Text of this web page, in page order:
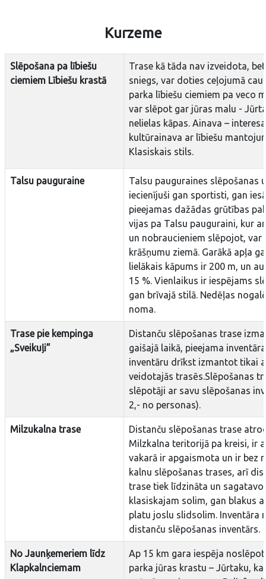
Kurzeme
Slēpošana pa lībiešu
ciemiem Lībiešu krastā
Trase kā tāda nav izveidota,
sniegs, var doties ceļojumā
parka lībiešu ciemiem pa veco
var slēpot gar jūras malu -
nelielas kāpas. Ainava –
kultūrainava ar lībiešu
Klasiskais stils.
Talsu pauguraine
Talsu pauguraines slēpošanas
iecienījuši gan sportisti, gan
pieejamas dažādas grūtības
vijas pa Talsu pauguraini, kur
un nobraucieniem slēpojot, var
krāšņumu ziemā. Garākā apļa
lielākais kāpums ir 200 m, un
15 %. Vienlaikus ir iespējams
gan brīvajā stilā. Nedēļas
noma.
Trase pie kempinga
„Sveikuļi”
Distanču slēpošanas trase
gaišajā laikā, pieejama
inventāru drīkst izmantot tikai
veidotajās trasēs.Slēpošanas
slēpotāji ar savu slēpošanas
2,- no personas).
Milzukalna trase
Distanču slēpošanas trase
Milzkalna teritorijā pa kreisi, ir
vakarā ir apgaismota un ir bez
kalnu slēpošanas trases, arī
trase tiek līdzināta un
klasiskajam solim, gan blakus
platu joslu slidsolim. Inventāra
distanču slēpošanas inventārs.
No Jaunķemeriem līdz
Klapkalnciemam
Ap 15 km gara iespēja
parka jūras krastu – Jūrtaku,